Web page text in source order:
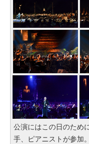
公演にはこの日のため
手、ピアニストが参加